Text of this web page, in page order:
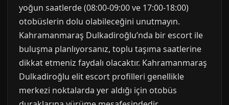
yoğun saatlerde (08:00-09:00 ve 17:00-18:00)
otobüslerin dolu olabileceğini unutmayın.
Kahramanmaraş Dulkadiroğlu’nda bir escort ile
buluşma planlıyorsanız, toplu taşıma saatlerine
dikkat etmeniz faydalı olacaktır. Kahramanmaraş
Dulkadiroğlu elit escort profilleri genellikle
merkezi noktalarda yer aldığı için otobüs